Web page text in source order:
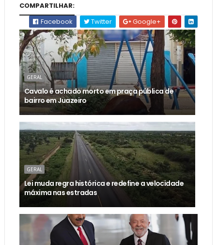
COMPARTILHAR:
Facebook
Twitter Google+
GERAL
Cavalo é achado morto em praça pública de
bairro em Juazeiro
GERAL
Lei muda regra histórica e redefine a velocidade
máxima nas estradas